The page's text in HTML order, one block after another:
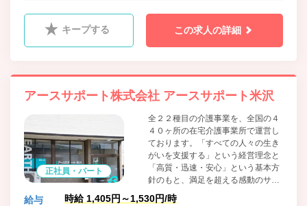
キープする この求人の詳細
アースサポート株式会社 アースサポート米沢
正社員・パート
全２２種目の介護事業を、全国の４
４０ヶ所の在宅介護事業所で運営し
ております。「すべての人々の生き
がいを支援する」という経営理念と
「高質・迅速・安心」という基本方
針のもと、満足を超える感動のサー
ビスをご提供します。
給与 時給 1,405円～1,530円/時